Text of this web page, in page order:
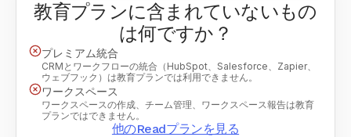
教育プランに含まれていないもの
は何ですか？
プレミアム統合
CRMとワークフローの統合（HubSpot、Salesforce、Zapier、
ウェブフック）は教育プランでは利用できません。
ワークスペース
ワークスペースの作成、チーム管理、ワークスペース報告は教育
プランではできません。
他のReadプランを見る